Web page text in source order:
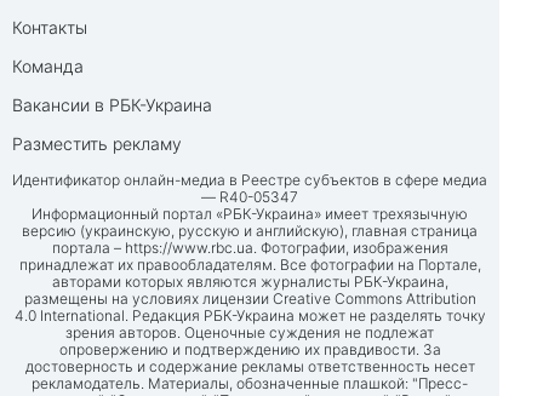
Контакты
Команда
Вакансии в РБК-Украина
Разместить рекламу
Идентификатор онлайн-медиа в Реестре субъектов в сфере медиа
— R40-05347
Информационный портал «РБК-Украина» имеет трехязычную
версию (украинскую, русскую и английскую), главная страница
портала – https://www.rbc.ua. Фотографии, изображения
принадлежат их правообладателям. Все фотографии на Портале,
авторами которых являются журналисты РБК-Украина,
размещены на условиях лицензии Creative Commons Attribution
4.0 International. Редакция РБК-Украина может не разделять точку
зрения авторов. Оценочные суждения не подлежат
опровержению и подтверждению их правдивости. За
достоверность и содержание рекламы ответственность несет
рекламодатель. Материалы, обозначенные плашкой: "Пресс-